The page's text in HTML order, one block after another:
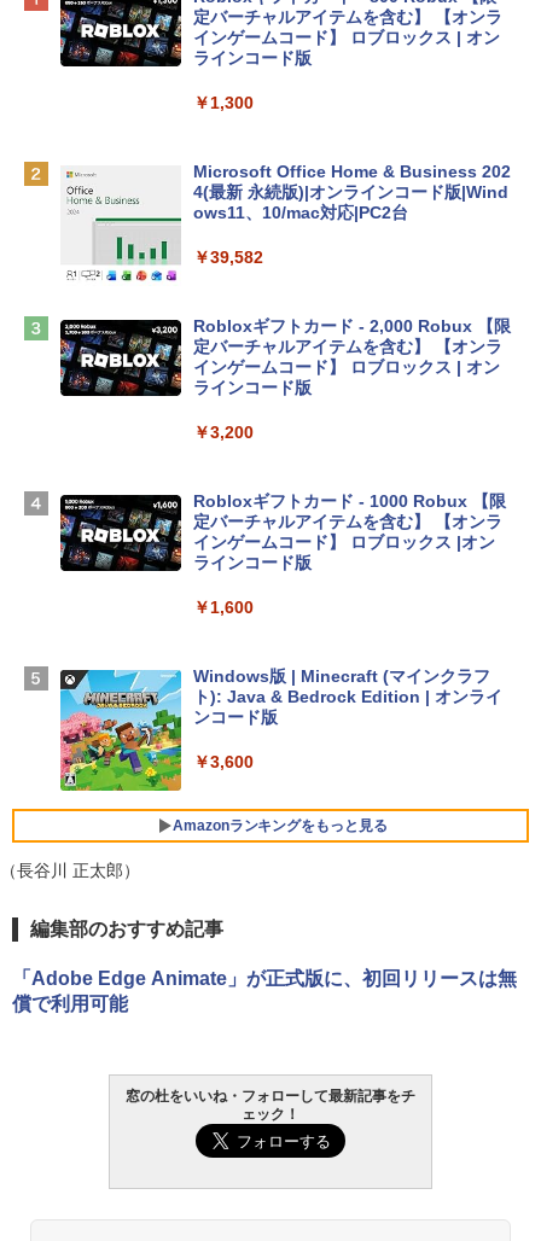
プ搭載13インチノートブック：AIとAppl
e Intelligence、Liquid Retinaディスプ
レイ、8GBメモリ、512GB SSD、1080p
ィゴ + 3年延長 AppleCare+ for 13インチ
￥162,598
ンケース Dell NEC Lavie ASUS HP dyna
￥2,952
Apple 2026 MacBook Air M5チップ搭載
igence、13.6インチLiquid Retinaディ
ームカメラ、日本語キーボード、Touch I
D - ミッドナイト
￥298,901
SSD インテル Core 5
￥129,800
Core i5/16GB/SSD 512GB/ホワイト) FM
VWK3E15W_AZ
定バーチャルアイテムを含む】 【オンラ
インゲームコード】 ロブロックス | オン
ラインコード版
￥1,300
Microsoft Office Home & Business 202
4(最新 永続版)|オンラインコード版|Wind
ows11、10/mac対応|PC2台
￥39,582
Robloxギフトカード - 2,000 Robux 【限
定バーチャルアイテムを含む】 【オンラ
インゲームコード】 ロブロックス | オン
ラインコード版
￥3,200
Robloxギフトカード - 1000 Robux 【限
定バーチャルアイテムを含む】 【オンラ
インゲームコード】 ロブロックス |オン
ラインコード版
￥1,600
Windows版 | Minecraft (マインクラフ
ト): Java & Bedrock Edition | オンライ
ンコード版
￥3,600
Amazonランキングをもっと見る
生成AIパスポート公式テキスト 第４版
￥1,766
AIイラスト表現辞典: 思い通りの絵を引き
出す プロンプトの言葉 AI画像生成シリー
ズ (はぴーイラストLabo)
￥480
Amazon Kindle Paperwhite (16GB) 7イ
週間持続バッテリー、広告なし、ブラッ
ク
Amazon Kindle - 目に優しい、かさばら
ない、大きな画面で読みやすい、6週間持
続バッテリー、6インチディスプレイ電子
書籍リーダー、ブラック、16GB、広告な
（長谷川 正太郎）
編集部のおすすめ記事
「Adobe Edge Animate」が正式版に、初回リリースは無
償で利用可能
窓の杜をいいね・フォローして最新記事をチ
ェック！